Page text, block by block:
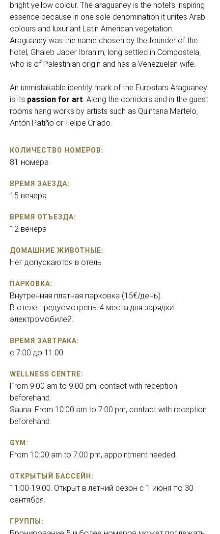
bright yellow colour. The araguaney is the hotel’s inspiring
essence because in one sole denomination it unites Arab
colours and luxuriant Latin American vegetation.
Araguaney was the name chosen by the founder of the
hotel, Ghaleb Jaber Ibrahim, long settled in Compostela,
who is of Palestinian origin and has a Venezuelan wife.
An unmistakable identity mark of the Eurostars Araguaney
is its passion for art. Along the corridors and in the guest
rooms hang works by artists such as Quintana Martelo,
Antón Patiño or Felipe Criado.
КОЛИЧЕСТВО НОМЕРОВ:
81 номера
ВРЕМЯ ЗАЕЗДА:
15 вечера
ВРЕМЯ ОТЪЕЗДА:
12 вечера
ДОМАШНИЕ ЖИВОТНЫЕ:
Нет допускаются в отель
ПАРКОВКА:
Внутренняя платная парковка (15€/день).
В отеле предусмотрены 4 места для зарядки
электромобилей.
ВРЕМЯ ЗАВТРАКА:
с 7:00 до 11:00
WELLNESS CENTRE:
From 9:00 am to 9:00 pm, contact with reception
beforehand.
Sauna: From 10:00 am to 7:00 pm, contact with reception
beforehand.
GYM:
From 10:00 am to 7:00 pm, appointment needed.
ОТКРЫТЫЙ БАССЕЙН:
11:00-19:00. Открыт в летний сезон с 1 июня по 30
сентября.
ГРУППЫ: